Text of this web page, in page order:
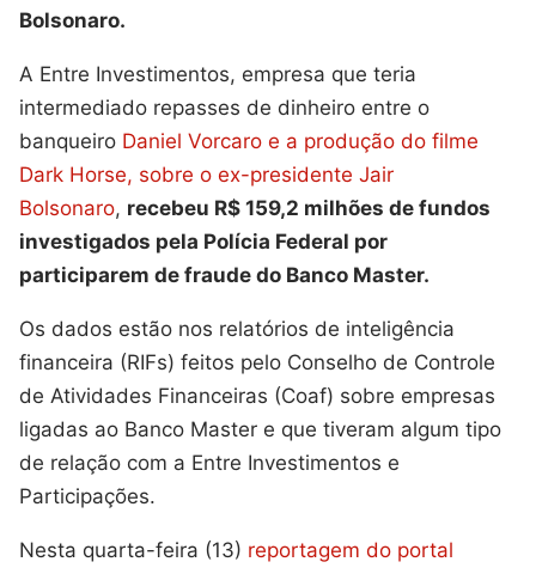
Bolsonaro.
A Entre Investimentos, empresa que teria
intermediado repasses de dinheiro entre o
banqueiro Daniel Vorcaro e a produção do filme
Dark Horse, sobre o ex-presidente Jair
Bolsonaro, recebeu R$ 159,2 milhões de fundos
investigados pela Polícia Federal por
participarem de fraude do Banco Master.
Os dados estão nos relatórios de inteligência
financeira (RIFs) feitos pelo Conselho de Controle
de Atividades Financeiras (Coaf) sobre empresas
ligadas ao Banco Master e que tiveram algum tipo
de relação com a Entre Investimentos e
Participações.
Nesta quarta-feira (13) reportagem do portal